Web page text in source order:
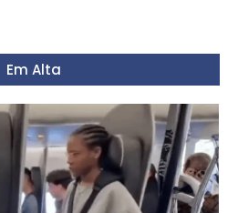
Em Alta